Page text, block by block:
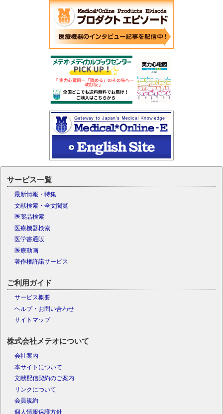
サービス一覧
最新情報・特集
文献検索・全文閲覧
医薬品検索
医療機器検索
医学書通販
医療動画
著作権許諾サービス
ご利用ガイド
サービス概要
ヘルプ・お問い合わせ
サイトマップ
株式会社メテオについて
会社案内
本サイトについて
文献配信契約のご案内
リンクについて
会員規約
個人情報保護方針